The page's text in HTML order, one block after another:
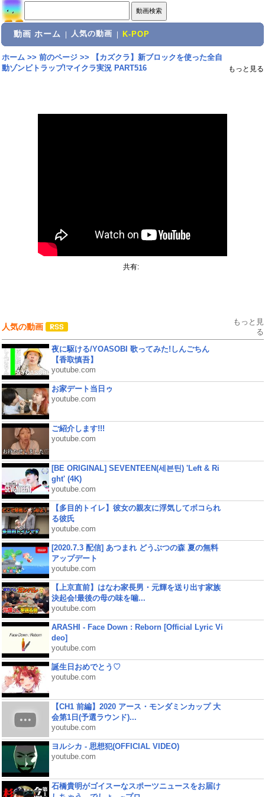
動画 ホーム 人気の動画 K-POP
ホーム>> 前のページ>>
【カズクラ】新ブロックを使った全自
動ゾンビトラップ!マイクラ実況 PART516
もっと見る
共有:
人気の動画
もっと見
る
夜に駆ける/YOASOBI 歌ってみた!しんごちん
【香取慎吾】
youtube.com
お家デート当日ゥ
youtube.com
ご紹介します!!!
youtube.com
[BE ORIGINAL] SEVENTEEN(세븐틴) 'Left & Ri
ght' (4K)
youtube.com
【多目的トイレ】彼女の親友に浮気してボコられ
る彼氏
youtube.com
[2020.7.3 配信] あつまれ どうぶつの森 夏の無料
アップデート
youtube.com
【上京直前】はなわ家長男・元輝を送り出す家族
決起会!最後の母の味を噛...
youtube.com
ARASHI - Face Down : Reborn [Official Lyric Vi
deo]
youtube.com
誕生日おめでとう♡
youtube.com
【CH1 前編】2020 アース・モンダミンカップ 大
会第1日(予選ラウンド)...
youtube.com
ヨルシカ - 思想犯(OFFICIAL VIDEO)
youtube.com
石橋貴明がゴイスーなスポーツニュースをお届け